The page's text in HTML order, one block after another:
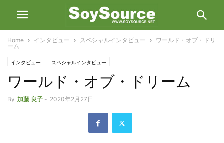
Home インタビュー スペシャルインタビュー
ワールド・オブ・ドリ
ーム
インタビュー スペシャルインタビュー
ワールド・オブ・ドリーム
By 加藤 良子 - 2020年2月27日